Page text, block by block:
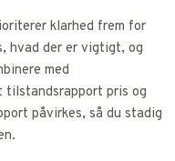
klarhed frem for
hvad der er vigtigt, og
med
tilstandsrapport pris og
påvirkes, så du stadig